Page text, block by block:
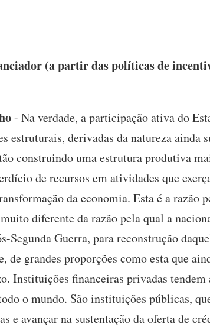
(a partir das políticas de
- Na verdade, a participação ativa do
estruturais, derivadas da natureza ainda
construindo uma estrutura produtiva
de recursos em atividades que
da economia. Esta é a razão
diferente da razão pela qual a
Guerra, para reconstrução
de grandes proporções como esta que
Instituições financeiras privadas tendem
o mundo. São instituições públicas,
e avançar na sustentação da oferta de